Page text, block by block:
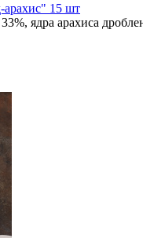
15 шт
ядра арахиса